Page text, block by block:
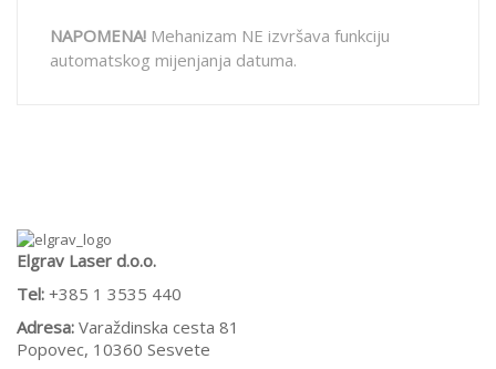
NAPOMENA! Mehanizam NE izvršava funkciju
automatskog mijenjanja datuma.
Elgrav Laser d.o.o.
Tel: +385 1 3535 440
Adresa: Varaždinska cesta 81
Popovec, 10360 Sesvete